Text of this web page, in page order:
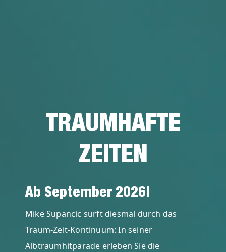
TRAUMHAFTE
ZEITEN
Ab September 2026!
Mike Supancic surft diesmal durch das
Traum-Zeit-Kontinuum: In seiner
Albtraumhitparade erleben Sie die